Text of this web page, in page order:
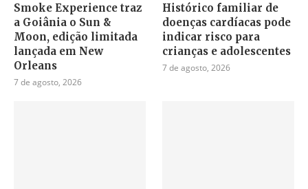
Smoke Experience traz
a Goiânia o Sun &
Moon, edição limitada
lançada em New
Orleans
7 de agosto, 2026
Histórico familiar de
doenças cardíacas pode
indicar risco para
crianças e adolescentes
7 de agosto, 2026